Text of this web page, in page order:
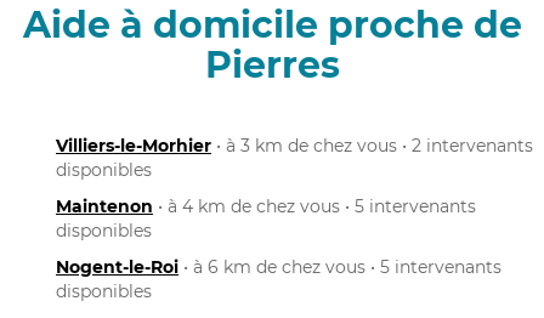
Aide à domicile proche de
Pierres
Villiers-le-Morhier • à 3 km de chez vous • 2 intervenants
disponibles
Maintenon • à 4 km de chez vous • 5 intervenants
disponibles
Nogent-le-Roi • à 6 km de chez vous • 5 intervenants
disponibles